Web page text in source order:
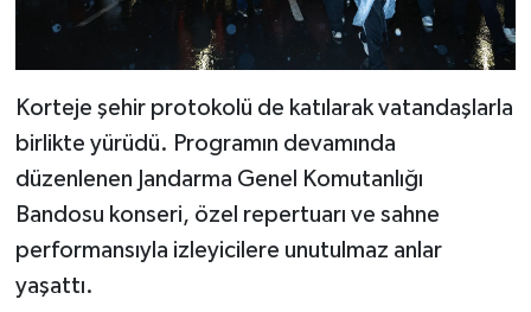
Korteje şehir protokolü de katılarak vatandaşlarla
birlikte yürüdü. Programın devamında
düzenlenen Jandarma Genel Komutanlığı
Bandosu konseri, özel repertuarı ve sahne
performansıyla izleyicilere unutulmaz anlar
yaşattı.
BİLİM TEKNOLOJİ
SEÇİM 2015
ÇEVRE
BİLİM VE TEKNOLOJİ